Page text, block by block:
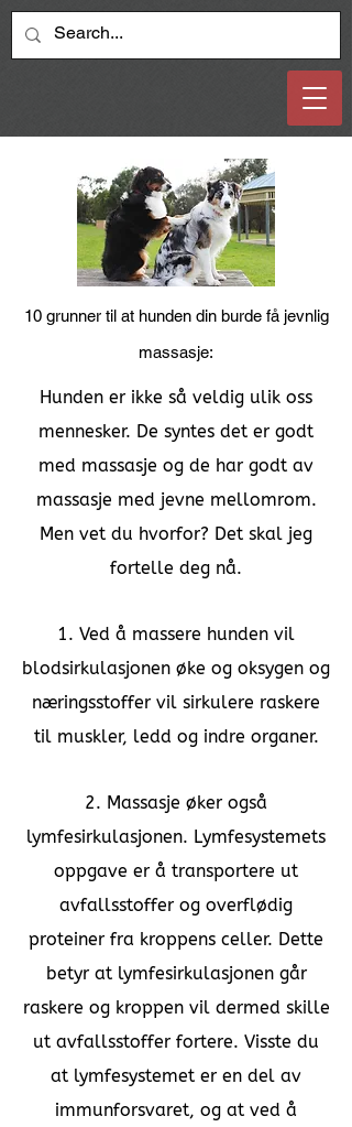
10 grunner til at hunden din burde få jevnlig
massasje:
Hunden er ikke så veldig ulik oss
mennesker. De syntes det er godt
med massasje og de har godt av
massasje med jevne mellomrom.
Men vet du hvorfor? Det skal jeg
fortelle deg nå.
1. Ved å massere hunden vil
blodsirkulasjonen øke og oksygen og
næringsstoffer vil sirkulere raskere
til muskler, ledd og indre organer.
2. Massasje øker også
lymfesirkulasjonen. Lymfesystemets
oppgave er å transportere ut
avfallsstoffer og overflødig
proteiner fra kroppens celler. Dette
betyr at lymfesirkulasjonen går
raskere og kroppen vil dermed skille
ut avfallsstoffer fortere. Visste du
at lymfesystemet er en del av
immunforsvaret, og at ved å